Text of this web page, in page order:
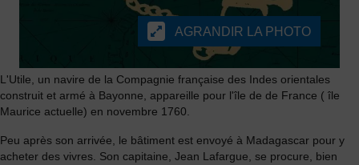
AGRANDIR LA PHOTO
L'Utile, un navire de la Compagnie française des Indes orientales
construit et armé à Bayonne, appareille pour l'île de de France ( île
Maurice actuelle) en novembre 1760.
Peu après son arrivée, le bâtiment est envoyé à Madagascar pour y
acheter des vivres. Son capitaine, Jean Lafargue, se procure, bien